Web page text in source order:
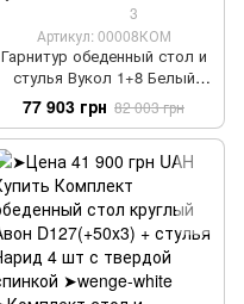
3
Артикул: 00008КОМ
Гарнитур обеденный стол и
стулья Вукол 1+8 Белый
патина золото
200х100+40+40
77 903 грн 82 003 грн